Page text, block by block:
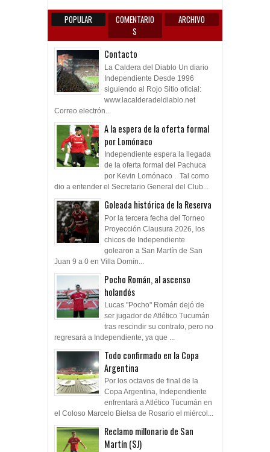
POPULAR
COMENTARIO
S
ARCHIVO
Contacto
La Caldera del Diablo Un diario
Independiente Desde 1996
siguiendo al Rojo Sitio oficial:
www.lacalderadeldiablo.net
Correo electrón...
A la espera de la oferta formal
por Lomónaco
Independiente espera la llegada
de la oferta formal del Pachuca
por Kevin Lomónaco . Tal como
dio a entender el Secretario General del Club...
Goleada histórica de la Reserva
Por la tercera fecha del Torneo
Proyección Clausura 2026, los
chicos de Independiente
golearon a San Martín de San
Juan 9 a 0 en Villa Domín...
Pocho Román, al ascenso
holandés
Lucas "Pocho" Román dejó de
ser jugador de Atlético Tucumán
tras rescindir su contrato, pero no
regresará a Independiente, ya que ...
Todo confirmado en la Copa
Argentina
Por los octavos de final de la
Copa Argentina, Independiente
enfrentará a Atlético Tucumán en
el Coloso Marcelo Bielsa de Rosario el miércol...
Reclamo millonario de San
Martín (SJ)